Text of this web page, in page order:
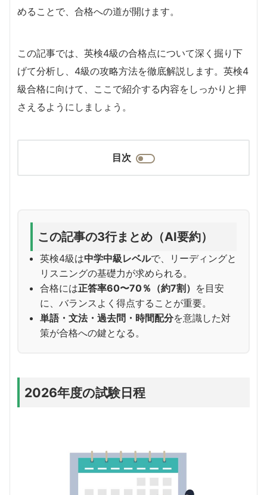
めることで、合格への道が開けます。
この記事では、英検4級の合格点について深く掘り下
げて分析し、4級の攻略方法を徹底解説します。英検4
級合格に向けて、ここで紹介する内容をしっかりと押
さえるようにしましょう。
目次
この記事の3行まとめ（AI要約）
英検4級は中学中級レベルで、リーディングと
リスニングの基礎力が求められる。
合格には正答率60〜70％（約7割） を目安
に、バランスよく得点することが重要。
単語・文法・過去問・時間配分を意識した対
策が合格への鍵となる。
2026年度の試験日程